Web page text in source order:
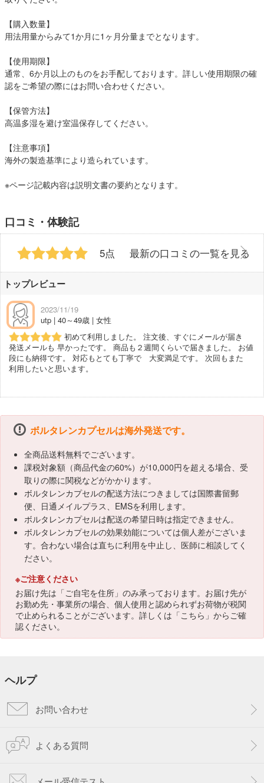
【購入数量】
用法用量からみて1か月に1ヶ月分量までとなります。
【使用期限】
通常、6か月以上のものをお手配しております。詳しい使用期限の確
認をご希望の際にはお問い合わせください。
【保管方法】
高温多湿を避け室温保存してください。
【注意事項】
海外の製造基準により造られています。
※ページ記載内容は説明文書の要約となります。
口コミ・体験記
5点 最新の口コミの一覧を見る
トップレビュー
2023/11/19
utp | 40～49歳 | 女性
初めて利用しました。 注文後、すぐにメールが届き
発送メールも 早かったです。 商品も２週間くらいで届きました。 お値
段にも納得です。 対応もとても丁寧で 大変満足です。 次回もまた
利用したいと思います。
ボルタレンカプセルは海外発送です。
全商品送料無料でございます。
課税対象額（商品代金の60%）が10,000円を超える場合、受
取りの際に関税などがかかります。
ボルタレンカプセルの配送方法につきましては国際書留郵
便、日通メイルプラス、EMSを利用します。
ボルタレンカプセルは配送の希望日時は指定できません。
ボルタレンカプセルの効果効能については個人差がございま
す。合わない場合は直ちに利用を中止し、医師に相談してく
ださい。
※ご注意ください
お届け先は「ご自宅を住所」のみ承っております。お届け先が
お勤め先・事業所の場合、個人使用と認められずお荷物が税関
で止められることがございます。詳しくは「こちら 」からご確
認ください。
ヘルプ
お問い合わせ
よくある質問